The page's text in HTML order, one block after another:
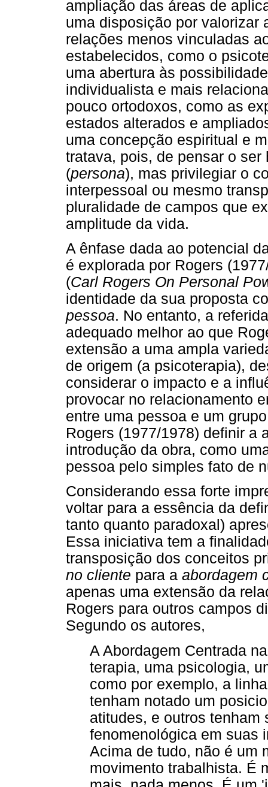
ampliação das áreas de
uma disposição por valorizar
relações menos vinculadas
estabelecidos, como o
uma abertura às
individualista e mais
pouco ortodoxos, como as
estados alterados e
uma concepção espiritual e
tratava, pois, de pensar o
(persona), mas privilegiar o
interpessoal ou mesmo
pluralidade de campos que
amplitude da vida.
A ênfase dada ao potencial
é explorada por Rogers
(Carl Rogers On Personal
identidade da sua proposta
pessoa. No entanto, a
adequado melhor ao que
extensão a uma ampla
de origem (a psicoterapia),
considerar o impacto e a
provocar no relacionamento
entre uma pessoa e um
Rogers (1977/1978) definir a
introdução da obra, como
pessoa pelo simples fato de
Considerando essa forte
voltar para a essência da
tanto quanto paradoxal)
Essa iniciativa tem a
transposição dos conceitos
no cliente para a abordagem
apenas uma extensão da
Rogers para outros campos
Segundo os autores,
A Abordagem Centrada
terapia, uma psicologia,
como por exemplo, a
tenham notado um
atitudes, e outros tenham
fenomenológica em suas
Acima de tudo, não é um
movimento trabalhista. É